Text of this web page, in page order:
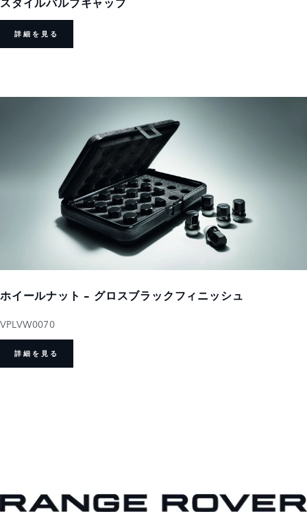
詳細を見る
ホイールナット - グロスブラックフィニッシュ
VPLVW0070
詳細を見る